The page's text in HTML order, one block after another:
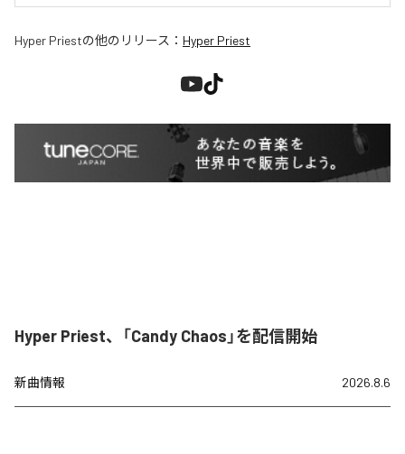
Hyper Priestの他のリリース： Hyper Priest
Hyper Priest、「Candy Chaos」を配信開始
新曲情報 2026.8.6